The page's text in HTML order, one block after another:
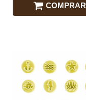
COMPRAR